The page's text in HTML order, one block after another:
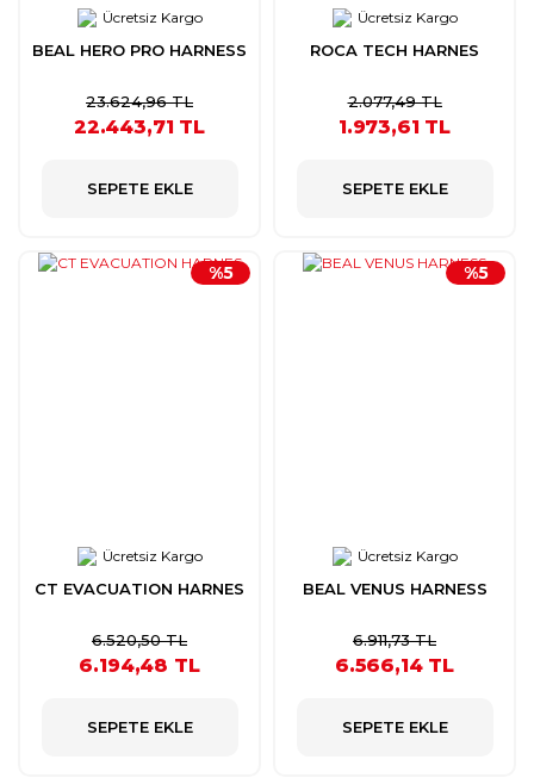
Ücretsiz Kargo
BEAL HERO PRO HARNESS
23.624,96 TL
22.443,71 TL
SEPETE EKLE
Ücretsiz Kargo
ROCA TECH HARNES
2.077,49 TL
1.973,61 TL
SEPETE EKLE
Ücretsiz Kargo
CT EVACUATION HARNES
%5
6.520,50 TL
6.194,48 TL
SEPETE EKLE
Ücretsiz Kargo
BEAL VENUS HARNESS
%5
6.911,73 TL
6.566,14 TL
SEPETE EKLE